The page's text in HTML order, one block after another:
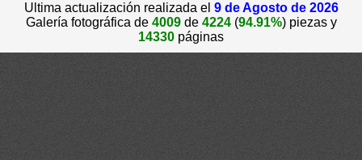
Ultima actualización realizada el 9 de Agosto de 2026
Galería fotográfica de 4009de 4224(94.91%) piezas y
14330 páginas